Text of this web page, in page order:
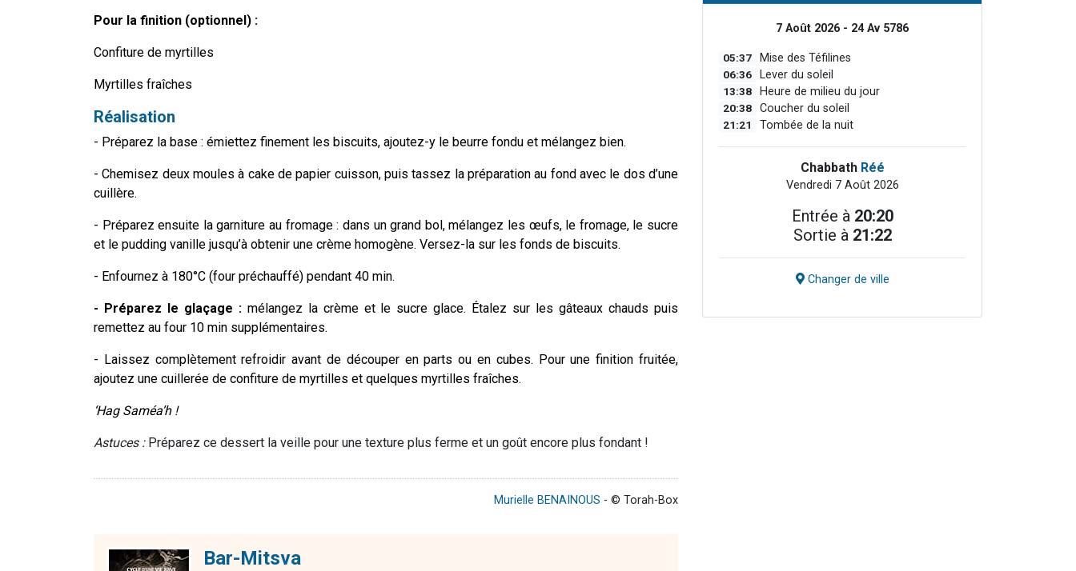
Pour la finition (optionnel) :
Confiture de myrtilles
Myrtilles fraîches
Réalisation
- Préparez la base : émiettez finement les biscuits, ajoutez-y le beurre fondu et mélangez bien.
- Chemisez deux moules à cake de papier cuisson, puis tassez la préparation au fond avec le dos d’une
cuillère.
- Préparez ensuite la garniture au fromage : dans un grand bol, mélangez les œufs, le fromage, le sucre
et le pudding vanille jusqu’à obtenir une crème homogène. Versez-la sur les fonds de biscuits.
- Enfournez à 180°C (four préchauffé) pendant 40 min.
- Préparez le glaçage :mélangez la crème et le sucre glace. Étalez sur les gâteaux chauds puis
remettez au four 10 min supplémentaires.
- Laissez complètement refroidir avant de découper en parts ou en cubes. Pour une finition fruitée,
ajoutez une cuillerée de confiture de myrtilles et quelques myrtilles fraîches.
‘Hag Saméa’h !
Astuces : Préparez ce dessert la veille pour une texture plus ferme et un goût encore plus fondant !
Murielle BENAINOUS - © Torah-Box
Bar-Mitsva
7 Août 2026 - 24 Av 5786
05:37 Mise des Téfilines
06:36 Lever du soleil
13:38 Heure de milieu du jour
20:38 Coucher du soleil
21:21 Tombée de la nuit
Chabbath Réé
Vendredi 7 Août 2026
Entrée à 20:20
Sortie à 21:22
Changer de ville